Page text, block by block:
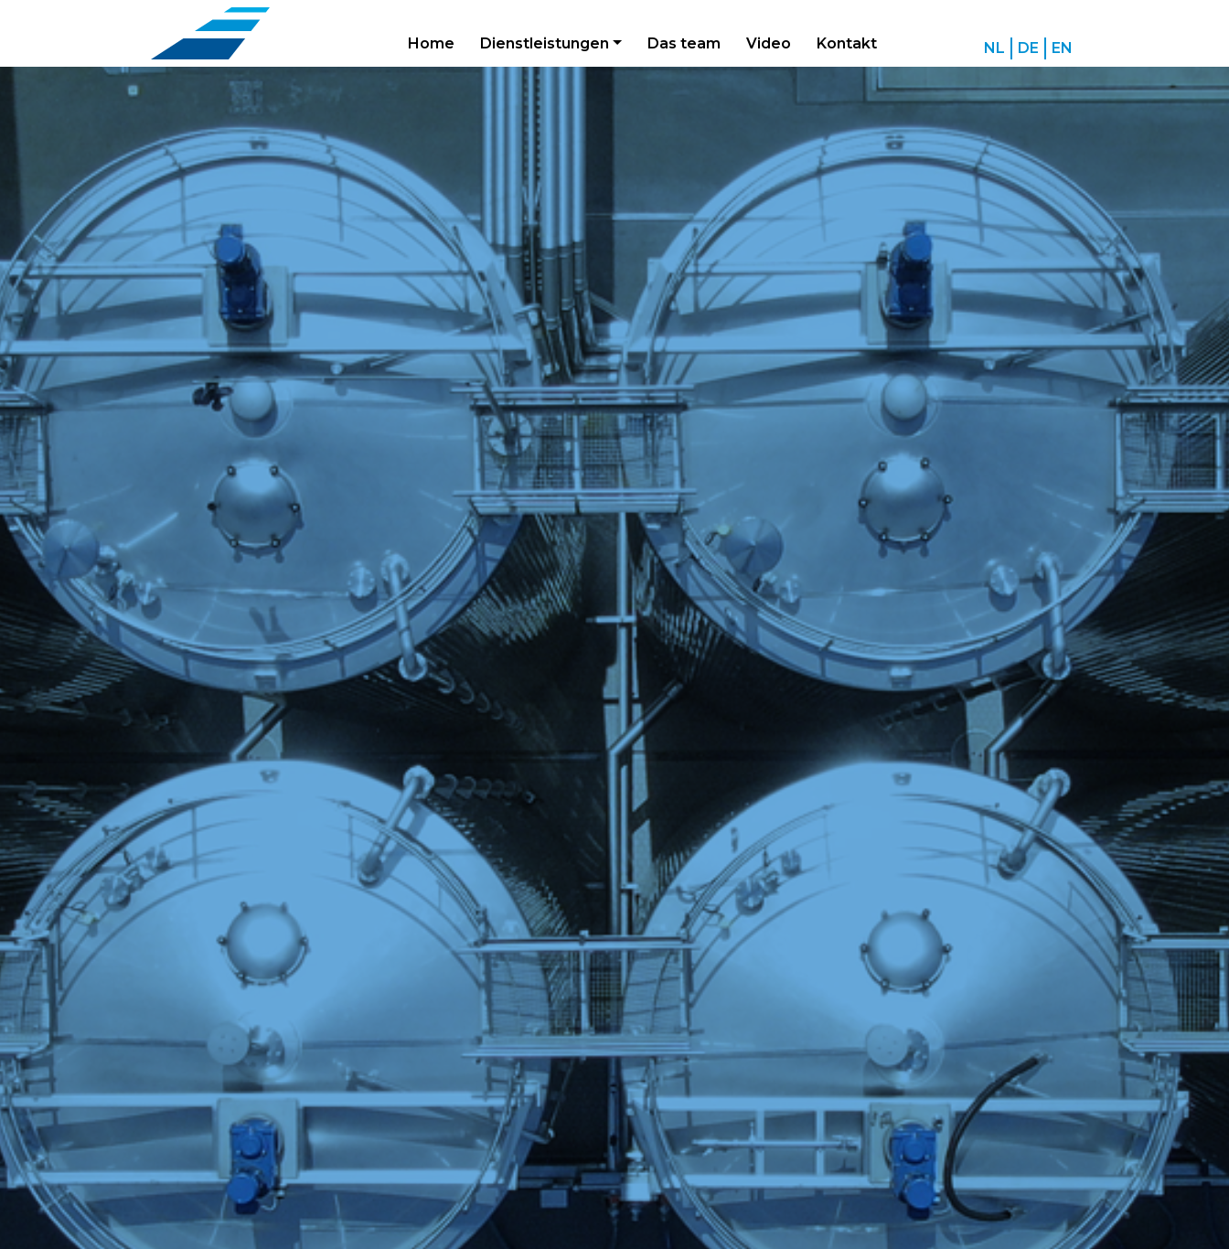
Home Dienstleistungen Das team Video Kontakt NL DE EN